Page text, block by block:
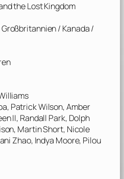
the Lost Kingdom
Großbritannien / Kanada /
Patrick Wilson, Amber
II, Randall Park, Dolph
Martin Short, Nicole
Zhao, Indya Moore, Pilou